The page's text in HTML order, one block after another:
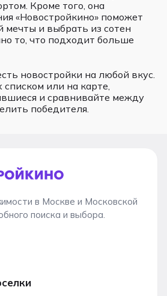
Кроме того, она
«Новостройкино» поможет
мечты и выбрать из сотен
то, что подходит больше
новостройки на любой вкус.
или на карте,
и сравнивайте между
победителя.
в Москве и Московской
поиска и выбора.